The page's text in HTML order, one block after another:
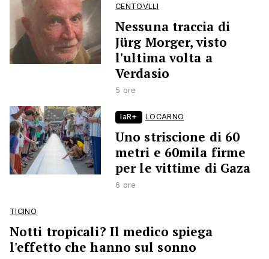
CENTOVLLI
Nessuna traccia di
Jürg Morger, visto
l'ultima volta a
Verdasio
5 ore
laR+ LOCARNO
Uno striscione di 60
metri e 60mila firme
per le vittime di Gaza
6 ore
TICINO
Notti tropicali? Il medico spiega
l'effetto che hanno sul sonno